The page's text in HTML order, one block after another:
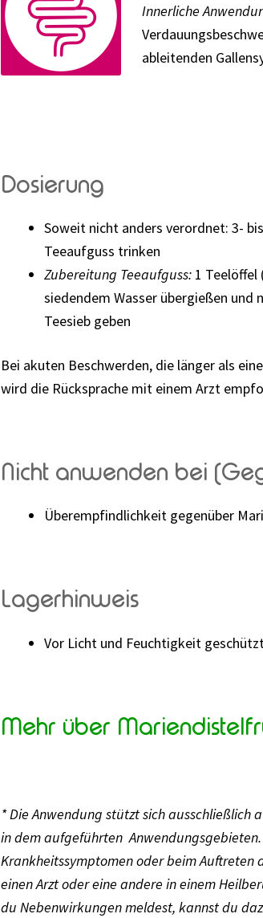
Innerliche
ableitenden
Dosierung
Soweit nicht anders verordnet: 3-
Teeaufguss trinken
Zubereitung Teeaufguss: 1
siedendem Wasser übergießen und
Teesieb geben
Bei akuten Beschwerden, die länger als
wird die Rücksprache mit einem Arzt
Nicht anwenden bei
Überempfindlichkeit gegenüber
Lagerhinweis
Vor Licht und Feuchtigkeit
Mehr über
* Die Anwendung stützt sich ausschließlich
in dem aufgeführten
Krankheitssymptomen oder beim
einen Arzt oder eine andere in einem
du Nebenwirkungen meldest, kannst du